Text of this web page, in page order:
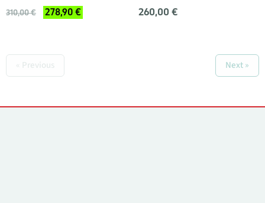
310,00 € 278,90 € 260,00 €
« Previous Next »